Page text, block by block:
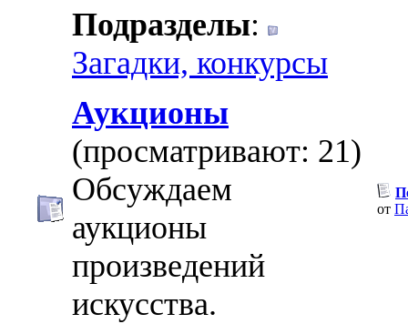
Подразделы:
Загадки, конкурсы
Аукционы
(просматривают: 21)
Обсуждаем
аукционы
произведений
искусства.
от